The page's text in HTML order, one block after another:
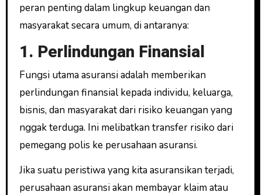
peran penting dalam lingkup keuangan dan
masyarakat secara umum, di antaranya:
1. Perlindungan Finansial
Fungsi utama asuransi adalah memberikan
perlindungan finansial kepada individu, keluarga,
bisnis, dan masyarakat dari risiko keuangan yang
nggak terduga. Ini melibatkan transfer risiko dari
pemegang polis ke perusahaan asuransi.
Jika suatu peristiwa yang kita asuransikan terjadi,
perusahaan asuransi akan membayar klaim atau